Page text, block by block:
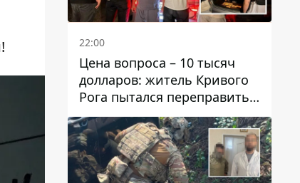
22:00
Цена вопроса – 10 тысяч
долларов: житель Кривого
Рога пытался переправить
мужчину в Словакию